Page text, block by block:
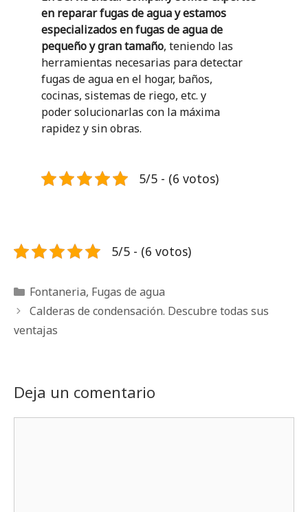
en reparar fugas de agua y estamos
especializados en fugas de agua de
pequeño y gran tamaño, teniendo las
herramientas necesarias para detectar
fugas de agua en el hogar, baños,
cocinas, sistemas de riego, etc. y
poder solucionarlas con la máxima
rapidez y sin obras.
5/5 - (6 votos)
5/5 - (6 votos)
Categorías
Fontaneria, Fugas de agua
Calderas de condensación. Descubre todas sus
ventajas
Deja un comentario